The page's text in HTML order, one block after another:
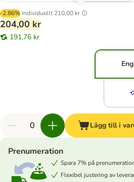
-2.86% Individuellt 210,00 kr
204,00 kr
191,76 kr
Lägg till i
Prenumeration
Spara 7% på
Flexibel justering av